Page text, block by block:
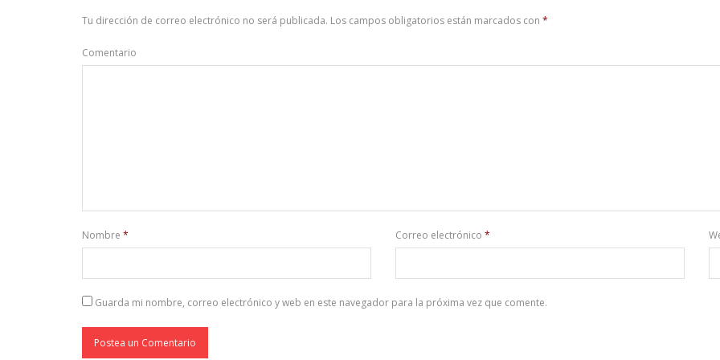
Tu dirección de correo electrónico no será publicada. Los campos obligatorios están marcados con *
Comentario
Nombre * Correo electrónico *
Guarda mi nombre, correo electrónico y web en este navegador para la próxima vez que comente.